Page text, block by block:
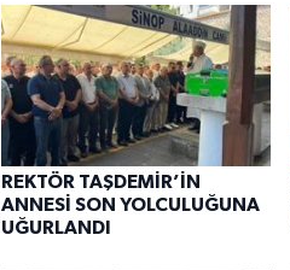
REKTÖR TAŞDEMİR’İN
ANNESİ SON YOLCULUĞUNA
UĞURLANDI